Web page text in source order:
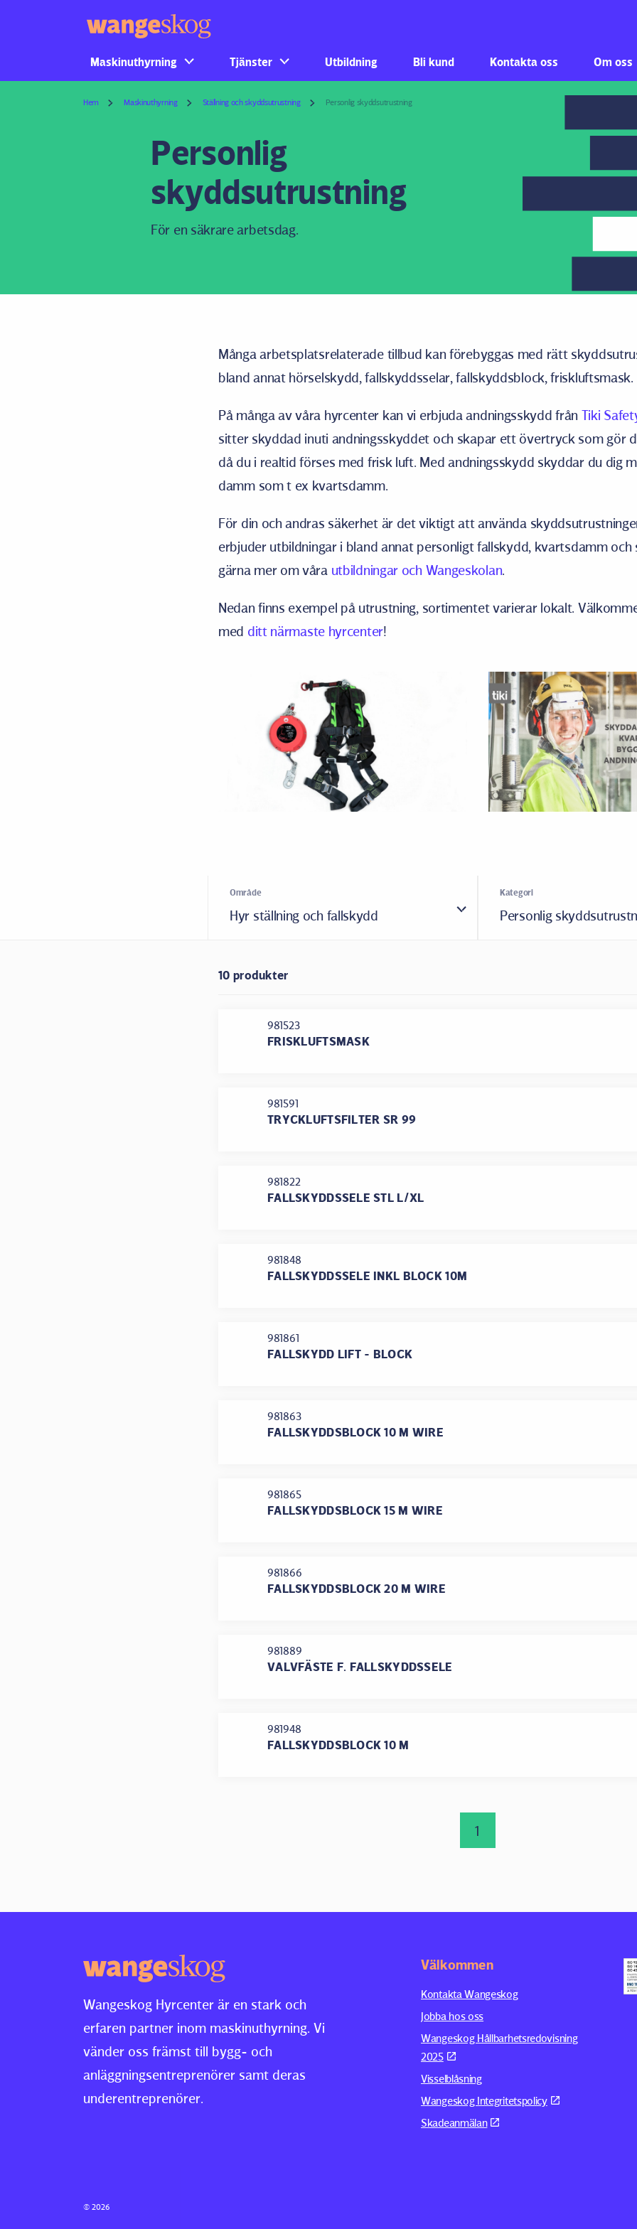
Maskinuthyrning Tjänster Utbildning Bli kund Kontakta oss Om oss
Hem Maskinuthyrning Ställning och skyddsutrustning Personlig skyddsutrustning
Personlig
skyddsutrustning
För en säkrare arbetsdag.
Många arbetsplatsrelaterade tillbud kan förebyggas med rätt
bland annat hörselskydd, fallskyddsselar, fallskyddsblock, friskluftsmask.
På många av våra hyrcenter kan vi erbjuda andningsskydd från Tiki
sitter skyddad inuti andningsskyddet och skapar ett övertryck som gör
då du i realtid förses med frisk luft. Med andningsskydd skyddar du dig
damm som t ex kvartsdamm.
För din och andras säkerhet är det viktigt att använda
erbjuder utbildningar i bland annat personligt fallskydd, kvartsdamm och
gärna mer om våra utbildningar och Wangeskolan.
Nedan finns exempel på utrustning, sortimentet varierar lokalt.
med ditt närmaste hyrcenter!
Område
Hyr ställning och fallskydd
Kategori
Personlig
10 produkter
981523
FRISKLUFTSMASK
981591
TRYCKLUFTSFILTER SR 99
981822
FALLSKYDDSSELE STL L/XL
981848
FALLSKYDDSSELE INKL BLOCK 10M
981861
FALLSKYDD LIFT - BLOCK
981863
FALLSKYDDSBLOCK 10 M WIRE
981865
FALLSKYDDSBLOCK 15 M WIRE
981866
FALLSKYDDSBLOCK 20 M WIRE
981889
VALVFÄSTE F. FALLSKYDDSSELE
981948
FALLSKYDDSBLOCK 10 M
1
Wangeskog Hyrcenter är en stark och
erfaren partner inom maskinuthyrning. Vi
vänder oss främst till bygg- och
anläggningsentreprenörer samt deras
underentreprenörer.
Välkommen
Kontakta Wangeskog
Jobba hos oss
Wangeskog Hållbarhetsredovisning
2025
Visselblåsning
Wangeskog Integritetspolicy
Skadeanmälan
© 2026